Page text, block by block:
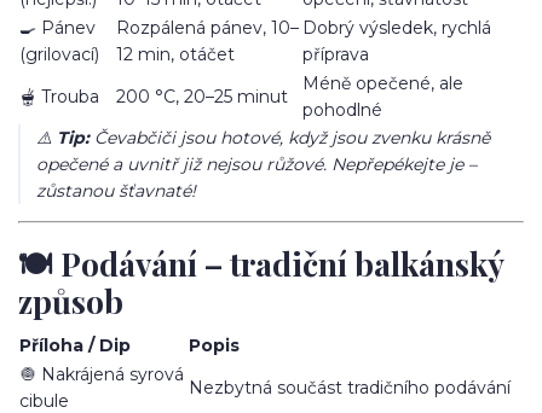
🍳 Pánev
(grilovací)
Rozpálená pánev, 10–
12 min, otáčet
Dobrý výsledek, rychlá
příprava
🫕 Trouba
200 °C, 20–25 minut
Méně opečené, ale
pohodlné
⚠️ Tip:Čevabčiči jsou hotové, když jsou zvenku krásně
opečené a uvnitř již nejsou růžové. Nepřepékejte je –
zůstanou šťavnaté!
🍽️ Podávání – tradiční balkánský
způsob
Příloha / Dip
Popis
🧅 Nakrájená syrová
cibule
Nezbytná součást tradičního podávání